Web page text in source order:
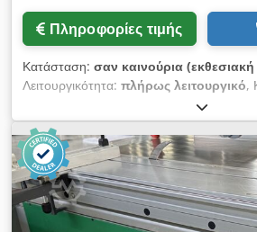
Πληροφορίες τιμής
Κατάσταση: σαν καινούρια
Λειτουργικότητα: πλήρως λειτουργικό,
πριονοκορδέλα ALTENDORF, με
τελευταία έκδοση λογισμικού 7/26
αφής 12", διπλό σύστημα κυλίνδρων,
κλίση, παράλληλη βάση με χειροκίνητη
βάση με λεπτή ρύθμιση, χειριστήριο σε
δυνατότητα κλίσης, εισαγωγή
χειριστήριο F 45 ElmoDrive, ηλεκτρική